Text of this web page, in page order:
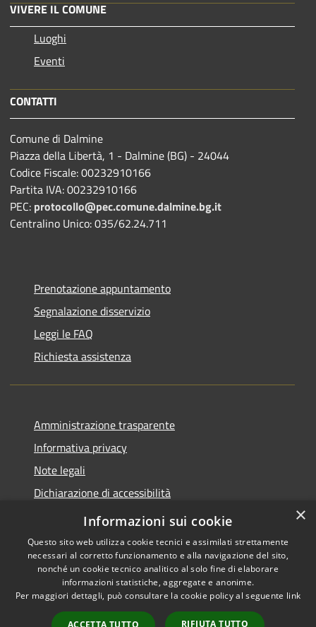
VIVERE IL COMUNE
Luoghi
Eventi
CONTATTI
Comune di Dalmine
Piazza della Libertà, 1 - Dalmine (BG) - 24044
Codice Fiscale: 00232910166
Partita IVA: 00232910166
PEC: protocollo@pec.comune.dalmine.bg.it
Centralino Unico: 035/62.24.711
Prenotazione appuntamento
Segnalazione disservizio
Leggi le FAQ
Richiesta assistenza
Amministrazione trasparente
Informativa privacy
Note legali
Dichiarazione di accessibilità
Piano di miglioramento del sito
Accessibility
Copyright © 2026 • Comune di
Dalmine • Powered by
Municipium• Admin
×
Informazioni sui cookie
Questo sito web utilizza cookie tecnici e assimilati strettamente
necessari al corretto funzionamento e alla navigazione del sito,
nonché un cookie tecnico analitico al solo fine di elaborare
informazioni statistiche, aggregate e anonime.
Per maggiori dettagli, può consultare la cookie policy al seguente link
ACCETTA TUTTO RIFIUTA TUTTO